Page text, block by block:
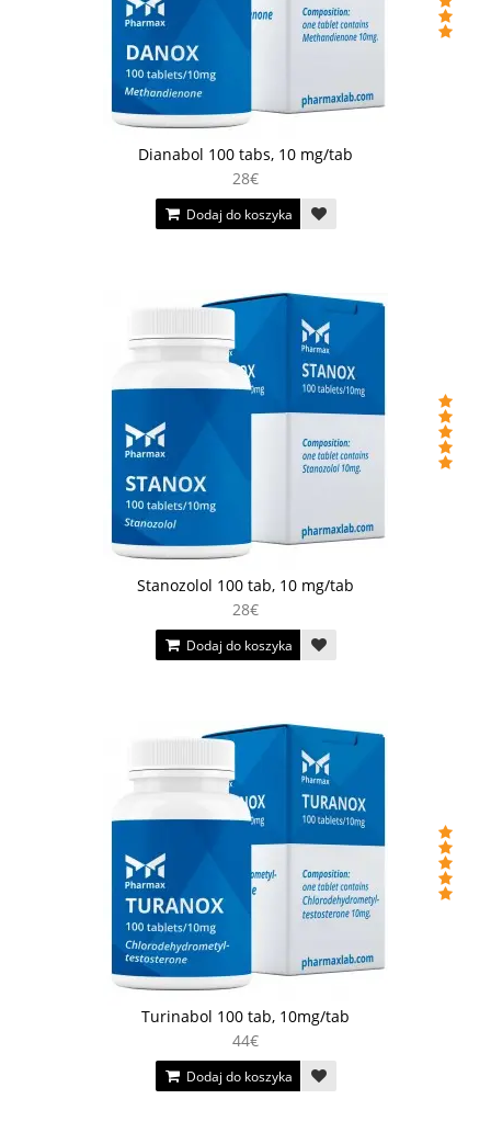
Dianabol 100 tabs, 10 mg/tab
28€
Dodaj do koszyka
Stanozolol 100 tab, 10 mg/tab
28€
Dodaj do koszyka
Turinabol 100 tab, 10mg/tab
44€
Dodaj do koszyka